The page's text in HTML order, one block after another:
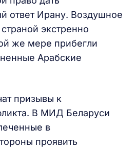
ответ Ирану. Воздушное
экстренно
же мере прибегли
Арабские
призывы к
В МИД Беларуси
в
проявить